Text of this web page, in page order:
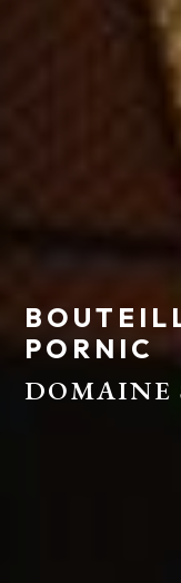
PORNIC
DOMAINE